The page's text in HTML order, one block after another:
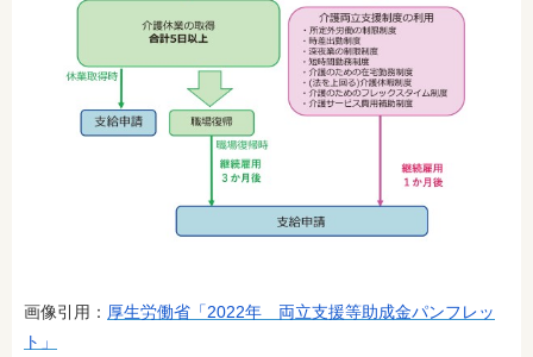
画像引用： 厚生労働省「2022年 両立支援等助成金パンフレッ
ト」